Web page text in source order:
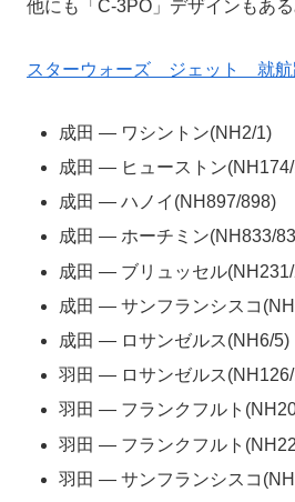
他にも「C-3PO」デザインもある
スターウォーズ ジェット 就航
成田 ― ワシントン(NH2/1)
成田 ― ヒューストン
成田 ― ハノイ(NH897/898)
成田 ― ホーチミン(NH833/
成田 ― ブリュッセル
成田 ― サンフランシスコ
成田 ― ロサンゼルス(NH6/5)
羽田 ― ロサンゼルス
羽田 ― フランクフルト
羽田 ― フランクフルト
羽田 ― サンフランシスコ